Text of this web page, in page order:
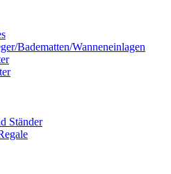
Badematten/Wanneneinlagen
Ständer